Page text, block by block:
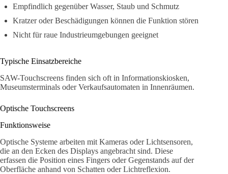
Empfindlich gegenüber Wasser, Staub und Schmutz
Kratzer oder Beschädigungen können die Funktion stören
Nicht für raue Industrieumgebungen geeignet
Typische Einsatzbereiche
SAW-Touchscreens finden sich oft in Informationskiosken,
Museumsterminals oder Verkaufsautomaten in Innenräumen.
Optische Touchscreens
Funktionsweise
Optische Systeme arbeiten mit Kameras oder Lichtsensoren,
die an den Ecken des Displays angebracht sind. Diese
erfassen die Position eines Fingers oder Gegenstands auf der
Oberfläche anhand von Schatten oder Lichtreflexion.